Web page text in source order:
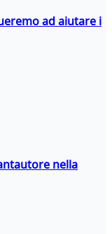
ad aiutare i
nella